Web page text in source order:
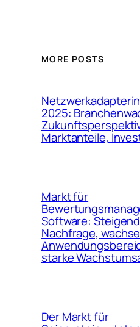
MORE POSTS
2025:
Marktanteile,
Markt für
Software:
Nachfrage,
starke
Der Markt für